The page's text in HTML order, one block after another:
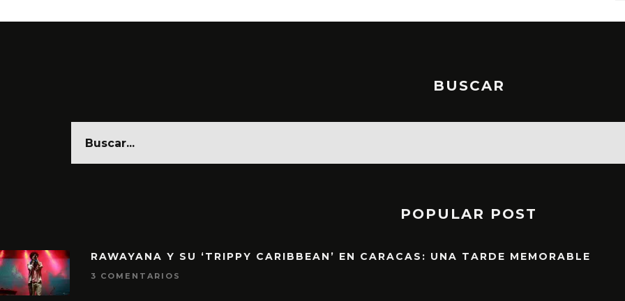
BUSCAR
POPULAR POST
RAWAYANA Y SU ‘TRIPPY CARIBBEAN’ EN CARACAS: UNA TARDE MEMORABLE
3 COMENTARIOS